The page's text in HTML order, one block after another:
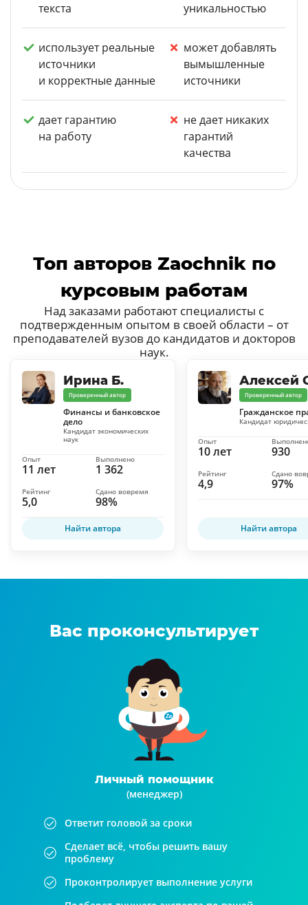
текста
уникальностью
использует реальные
источники
и корректные данные
может добавлять
вымышленные
источники
дает гарантию
на работу
не дает никаких
гарантий
качества
Топ авторов Zaochnik по
курсовым работам
Над заказами работают специалисты с
подтвержденным опытом в своей области – от
преподавателей вузов до кандидатов и докторов
наук.
Ирина Б.
Проверенный автор
Финансы и банковское
дело
Кандидат экономических
наук
11 лет
Опыт
1 362
Выполнено
5,0
Рейтинг
98%
Сдано вовремя
Найти автора
Алексей
Проверенный автор
Гражданское
Кандидат
10 лет
Опыт
930
4,9
Рейтинг
97%
Сдано
Найти автора
Вас проконсультирует
Личный помощник
(менеджер)
Ответит головой за сроки
Сделает всё, чтобы решить вашу
проблему
Проконтролирует выполнение услуги